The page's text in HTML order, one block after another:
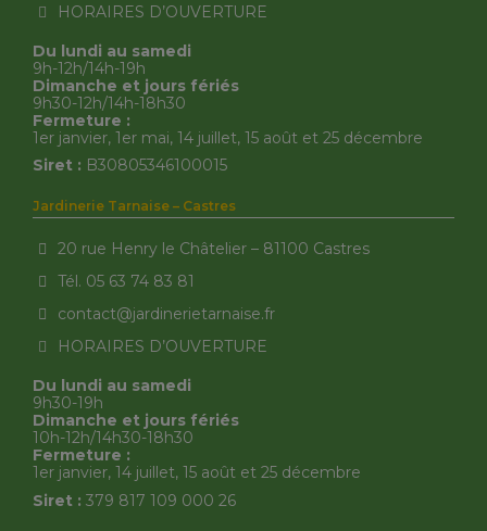
HORAIRES D’OUVERTURE
Du lundi au samedi
9h-12h/14h-19h
Dimanche et jours fériés
9h30-12h/14h-18h30
Fermeture :
1er janvier, 1er mai, 14 juillet, 15 août et 25 décembre
Siret : B30805346100015
Jardinerie Tarnaise – Castres
20 rue Henry le Châtelier – 81100 Castres
Tél. 05 63 74 83 81
contact@jardinerietarnaise.fr
HORAIRES D’OUVERTURE
Du lundi au samedi
9h30-19h
Dimanche et jours fériés
10h-12h/14h30-18h30
Fermeture :
1er janvier, 14 juillet, 15 août et 25 décembre
Siret : 379 817 109 000 26